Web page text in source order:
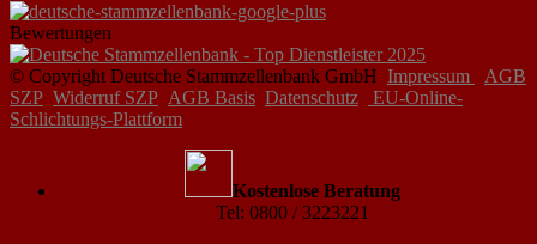
Bewertungen
© Copyright Deutsche Stammzellenbank GmbH Impressum
AGB
SZP Widerruf SZP AGB Basis Datenschutz
EU-Online-
Schlichtungs-Plattform
Kostenlose Beratung
Tel: 0800 / 3223221